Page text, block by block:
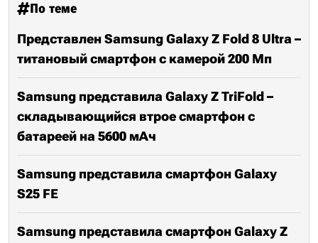
По теме
Представлен Samsung Galaxy Z Fold 8 Ultra –
титановый смартфон с камерой 200 Мп
Samsung представила Galaxy Z TriFold –
складывающийся втрое смартфон с
батареей на 5600 мАч
Samsung представила смартфон Galaxy
S25 FE
Samsung представила смартфон Galaxy Z